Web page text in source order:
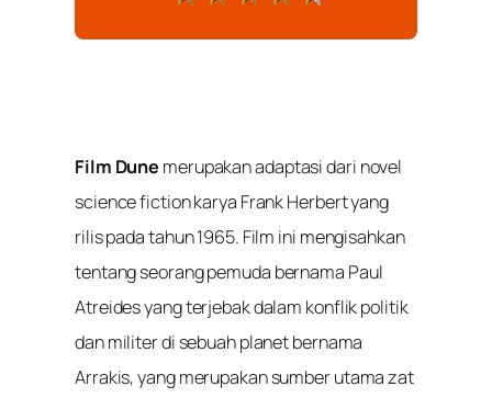
Film Dune merupakan adaptasi dari novel
science fiction karya Frank Herbert yang
rilis pada tahun 1965. Film ini mengisahkan
tentang seorang pemuda bernama Paul
Atreides yang terjebak dalam konflik politik
dan militer di sebuah planet bernama
Arrakis, yang merupakan sumber utama zat